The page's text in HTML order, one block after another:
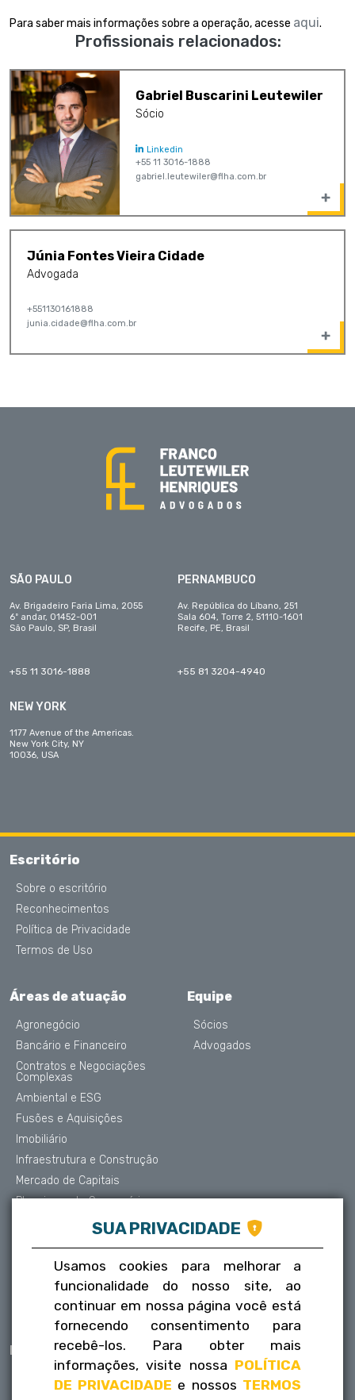
Para saber mais informações sobre a operação, acesse aqui.
Profissionais relacionados:
Gabriel Buscarini Leutewiler
Sócio
Linkedin
+55 11 3016-1888
gabriel.leutewiler@flha.com.br
Júnia Fontes Vieira Cidade
Advogada
+551130161888
junia.cidade@flha.com.br
SÃO PAULO
Av. Brigadeiro Faria Lima, 2055
6º andar, 01452-001
São Paulo, SP, Brasil
+55 11 3016-1888
PERNAMBUCO
Av. República do Líbano, 251
Sala 604, Torre 2, 51110-1601
Recife, PE, Brasil
+55 81 3204-4940
NEW YORK
1177 Avenue of the Americas.
New York City, NY
10036, USA
Escritório
Sobre o escritório
Reconhecimentos
Política de Privacidade
Termos de Uso
Áreas de atuação
Agronegócio
Bancário e Financeiro
Contratos e Negociações
Complexas
Ambiental e ESG
Fusões e Aquisições
Imobiliário
Infraestrutura e Construção
Mercado de Capitais
Planejamento Sucessório
Contencioso e Arbitragem
Societário
Trabalhista
Tributário
Equipe
Sócios
Advogados
Publicações
Informativos
Contatos
Fale conosco
SUA PRIVACIDADE
Usamos cookies para melhorar a
funcionalidade do nosso site, ao
continuar em nossa página você está
fornecendo consentimento para
recebê-los. Para obter mais
informações, visite nossa POLÍTICA
DE PRIVACIDADE e nossos TERMOS